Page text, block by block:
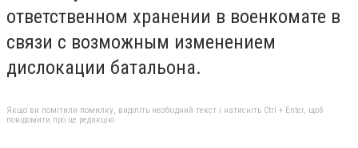
ответственном хранении в военкомате в
связи с возможным изменением
дислокации батальона.
Якщо ви помітили помилку, виділіть необхідний текст і натисніть Ctrl + Enter, щоб
повідомити про це редакцію